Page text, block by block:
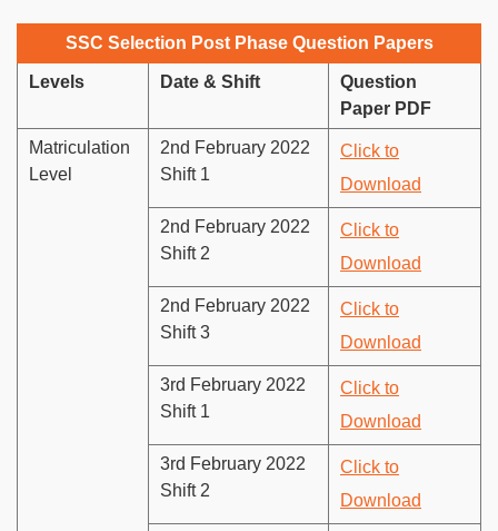
SSC Selection Post Phase Question Papers
Levels Date & Shift
Question
Paper PDF
Matriculation
Level
2nd February 2022
Shift 1
Click to
Download
2nd February 2022
Shift 2
Click to
Download
2nd February 2022
Shift 3
Click to
Download
3rd February 2022
Shift 1
Click to
Download
3rd February 2022
Shift 2
Click to
Download